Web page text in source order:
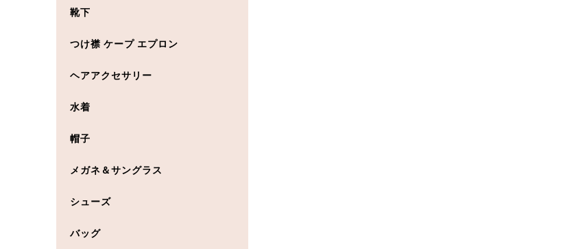
靴下
つけ襟 ケープ エプロン
ヘアアクセサリー
水着
帽子
メガネ＆サングラス
シューズ
バッグ